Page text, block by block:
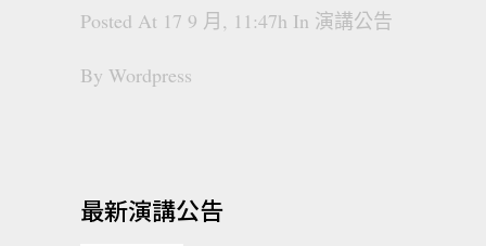
Posted At 17 9 月, 11:47h In 演講公告
By Wordpress
最新演講公告